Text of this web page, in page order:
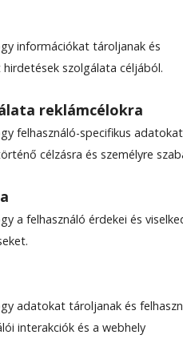
információkat tároljanak és
szolgálata céljából.
reklámcélokra
felhasználó-specifikus adatokat
célzásra és személyre
a felhasználó érdekei és
adatokat tároljanak és
interakciók és a webhely